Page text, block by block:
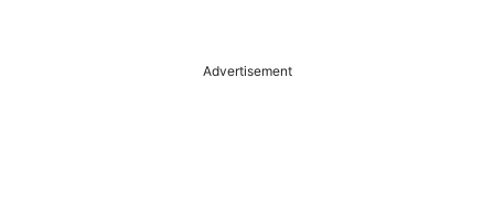
Advertisement